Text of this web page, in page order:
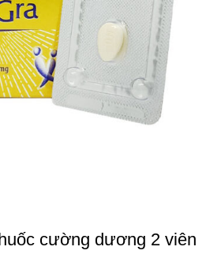
cường dương 2 viên